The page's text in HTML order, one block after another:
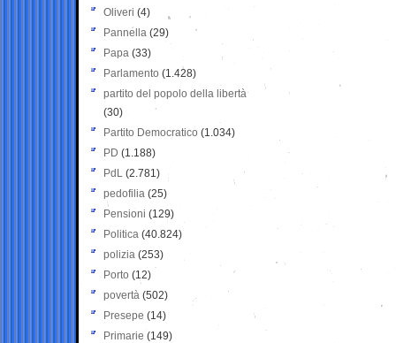
Oliveri (4)
Pannella (29)
Papa (33)
Parlamento (1.428)
partito del popolo della libertà
(30)
Partito Democratico (1.034)
PD (1.188)
PdL (2.781)
pedofilia (25)
Pensioni (129)
Politica (40.824)
polizia (253)
Porto (12)
povertà (502)
Presepe (14)
Primarie (149)